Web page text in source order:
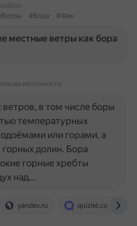
#Бора #Фен
местные ветры как бора
неточности
yandex.ru quizlet.com
в том числе боры
температурных
или горами, а
долин. Бора
горные хребты
над…